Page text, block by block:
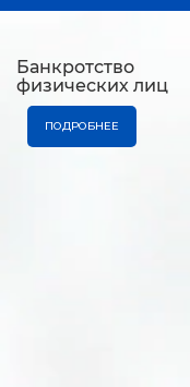
Банкротство
физических лиц
ПОДРОБНЕЕ